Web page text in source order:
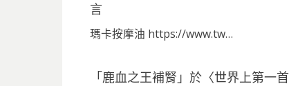
言
瑪卡按摩油 https://www.tw…
「鹿血之王補腎 」於〈世界上第一首